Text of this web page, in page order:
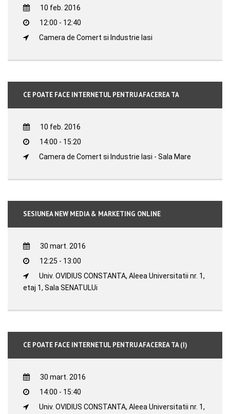
10 feb. 2016
12:00 - 12:40
Camera de Comert si Industrie Iasi
CE POATE FACE INTERNETUL PENTRU AFACEREA TA
10 feb. 2016
14:00 - 15:20
Camera de Comert si Industrie Iasi - Sala Mare
SESIUNEA NEW MEDIA & MARKETING ONLINE
30 mart. 2016
12:25 - 13:00
Univ. OVIDIUS CONSTANTA, Aleea Universitatii nr. 1,
etaj 1, Sala SENATULUi
CE POATE FACE INTERNETUL PENTRU AFACEREA TA (I)
30 mart. 2016
14:00 - 15:40
Univ. OVIDIUS CONSTANTA, Aleea Universitatii nr. 1,